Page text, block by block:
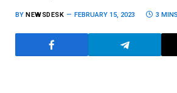
BY NEWSDESK FEBRUARY 15, 2023 3